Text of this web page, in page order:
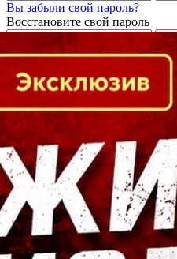
Вы забыли свой пароль?
Восстановите свой пароль
Кто есть кто в Байкальском